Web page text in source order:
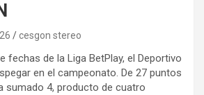
cesgon stereo
fechas de la Liga BetPlay, el Deportivo
en el campeonato. De 27 puntos
sumado 4, producto de cuatro